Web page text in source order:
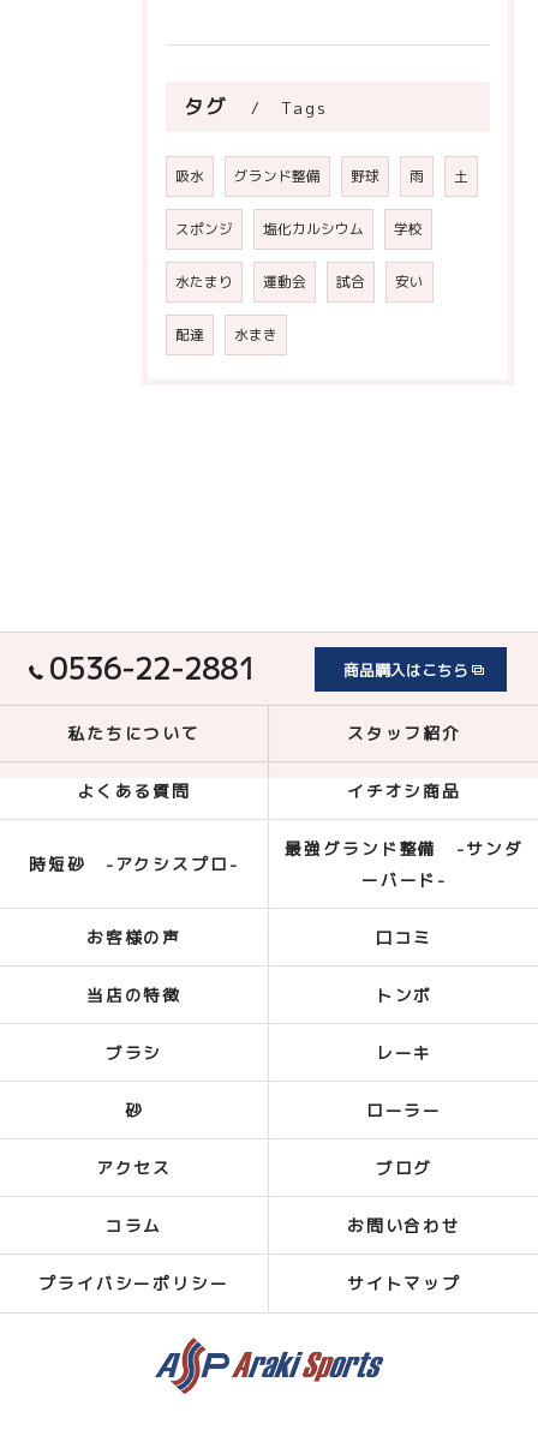
タグ Tags
吸水 グランド整備 野球 雨 土
スポンジ 塩化カルシウム 学校
水たまり 運動会 試合 安い
配達 水まき
0536-22-2881 商品購入はこちら
私たちについて スタッフ紹介
よくある質問 イチオシ商品
時短砂 -アクシスプロ-
最強グランド整備 -サンダ
ーバード-
お客様の声 口コミ
当店の特徴 トンボ
ブラシ レーキ
砂 ローラー
アクセス ブログ
コラム お問い合わせ
プライバシーポリシー サイトマップ